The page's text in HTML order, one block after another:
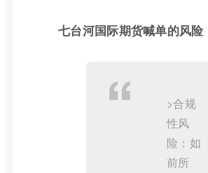
七台河国际期货喊单的风险
>合规
性风
险：如
前所